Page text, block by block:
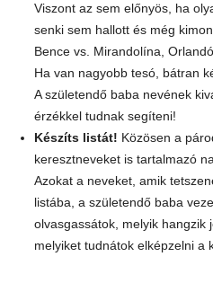
Viszont az sem előnyös, ha
senki sem hallott és még
Bence vs. Mirandolína, Orlandó
Ha van nagyobb tesó, bátran
A születendő baba nevének
érzékkel tudnak segíteni!
Készíts listát! Közösen a
keresztneveket is tartalmazó
Azokat a neveket, amik
listába, a születendő baba
olvasgassátok, melyik hangzik
melyiket tudnátok elképzelni a